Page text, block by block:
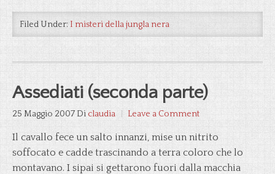
Filed Under:I misteri della jungla nera
Assediati (seconda parte)
25 Maggio 2007Diclaudia Leave a Comment
Il cavallo fece un salto innanzi, mise un nitrito
soffocato e cadde trascinando a terra coloro che lo
montavano. I sipai si gettarono fuori dalla macchia